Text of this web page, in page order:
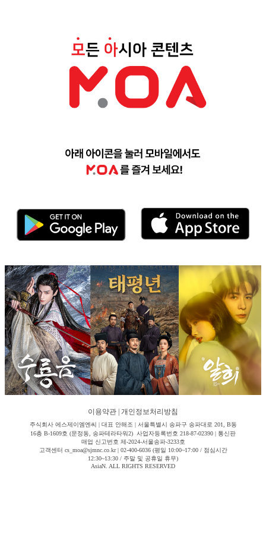
이용약관 개인정보처리방침
주식회사 에스제이엠엔씨 | 대표 안해조 | 서울특별시 송파구 송파대로 201, B동
16층 B-1609호 (문정동, 송파테라타워2) 사업자등록번호 218-87-02390 | 통신판
매업 신고번호 제-2024-서울송파-3233호
고객센터 cs_moa@sjmnc.co.kr | 02-400-6036 (평일 10:00~17:00 / 점심시간
12:30~13:30 / 주말 및 공휴일 휴무)
AsiaN. ALL RIGHTS RESERVED